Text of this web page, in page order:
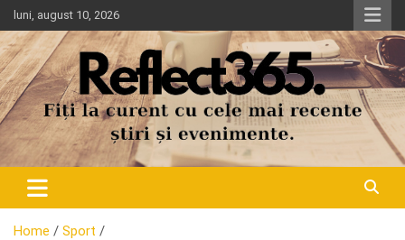
Skip
to
content
luni, august 10, 2026
Home
Sport